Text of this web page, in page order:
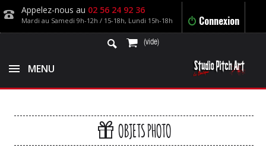
Connexion
Appelez-nous au 02 56 24 92 36
Mardi au Samedi 9h-12h / 15-18h, Lundi 15h-18h
(vide)
MENU
OBJETS PHOTO